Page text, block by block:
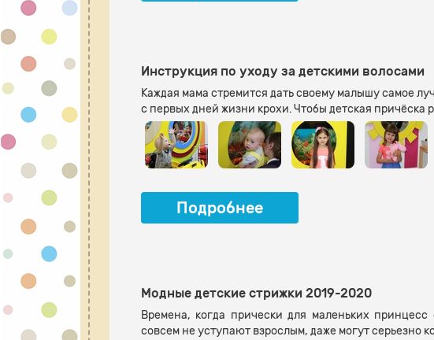
Инструкция по уходу за детскими волосами
Каждая мама стремится дать своему малышу самое
с первых дней жизни крохи. Чтобы детская причёска
Подробнее
Модные детские стрижки 2019-2020
Времена, когда прически для маленьких
совсем не уступают взрослым, даже могут серьезно